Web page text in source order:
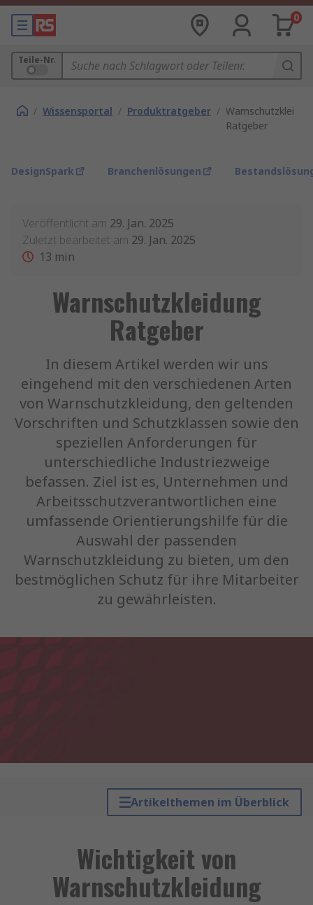
0
Teile-Nr.
/ Wissensportal / Produktratgeber /
Ratgeber
DesignSpark Branchenlösungen
Veröffentlicht am 29. Jan. 2025
Zuletzt bearbeitet am 29. Jan. 2025
13 min
Warnschutzkleidung
Ratgeber
In diesem Artikel werden wir uns
eingehend mit den verschiedenen Arten
von Warnschutzkleidung, den geltenden
Vorschriften und Schutzklassen sowie den
speziellen Anforderungen für
unterschiedliche Industriezweige
befassen. Ziel ist es, Unternehmen und
Arbeitsschutzverantwortlichen eine
umfassende Orientierungshilfe für die
Auswahl der passenden
Warnschutzkleidung zu bieten, um den
bestmöglichen Schutz für ihre Mitarbeiter
zu gewährleisten.
Artikelthemen im Überblick
Wichtigkeit von
Warnschutzkleidung